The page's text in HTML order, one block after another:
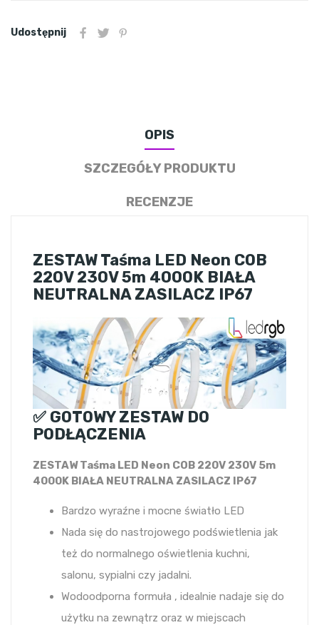
Udostępnij
OPIS
SZCZEGÓŁY PRODUKTU
RECENZJE
ZESTAW Taśma LED Neon COB
220V 230V 5m 4000K BIAŁA
NEUTRALNA ZASILACZ IP67
✅ GOTOWY ZESTAW DO
PODŁĄCZENIA
ZESTAW Taśma LED Neon COB 220V 230V 5m
4000K BIAŁA NEUTRALNA ZASILACZ IP67
Bardzo wyraźne i mocne światło LED
Nada się do nastrojowego podświetlenia jak
też do normalnego oświetlenia kuchni,
salonu, sypialni czy jadalni.
Wodoodporna formuła , idealnie nadaje się do
użytku na zewnątrz oraz w miejscach